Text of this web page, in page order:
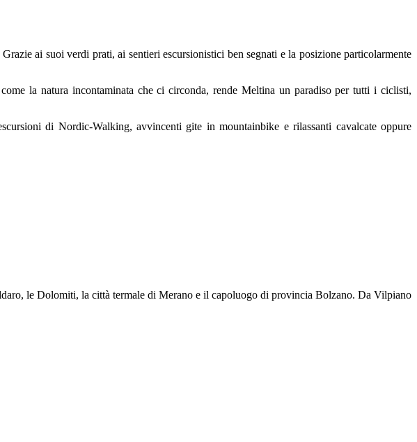
ai suoi verdi prati, ai sentieri escursionistici ben segnati e la posizione particolarmente
la natura incontaminata che ci circonda, rende Meltina un paradiso per tutti i ciclisti,
di Nordic-Walking, avvincenti gite in mountainbike e rilassanti cavalcate oppure
le Dolomiti, la città termale di Merano e il capoluogo di provincia Bolzano. Da Vilpiano